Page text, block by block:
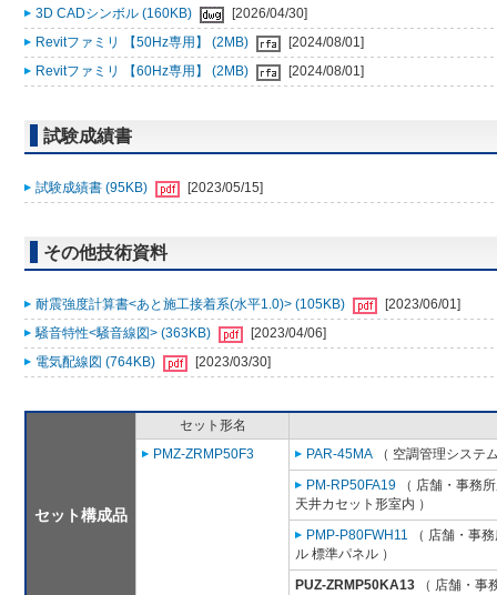
3D CADシンボル (160KB)
[2026/04/30]
Revitファミリ 【50Hz専用】 (2MB)
[2024/08/01]
Revitファミリ 【60Hz専用】 (2MB)
[2024/08/01]
試験成績書
試験成績書 (95KB) [2023/05/15]
その他技術資料
耐震強度計算書<あと施工接着系(水平1.0)> (105KB)
[2023/06/01]
騒音特性<騒音線図> (363KB)
[2023/04/06]
電気配線図 (764KB)
[2023/03/30]
セット構成品
セット形名
PMZ-ZRMP50F3
PAR-45MA （ 空調管理システ
PM-RP50FA19 （ 店舗・事務
天井カセット形室内 ）
PMP-P80FWH11 （ 店舗・事
ル 標準パネル ）
PUZ-ZRMP50KA13 （ 店舗・事